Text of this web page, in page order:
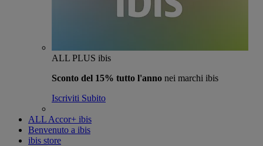
ALL PLUS ibis
Sconto del 15% tutto l'anno nei marchi ibis
Iscriviti Subito
ALL Accor+ ibis
Benvenuto a ibis
ibis store